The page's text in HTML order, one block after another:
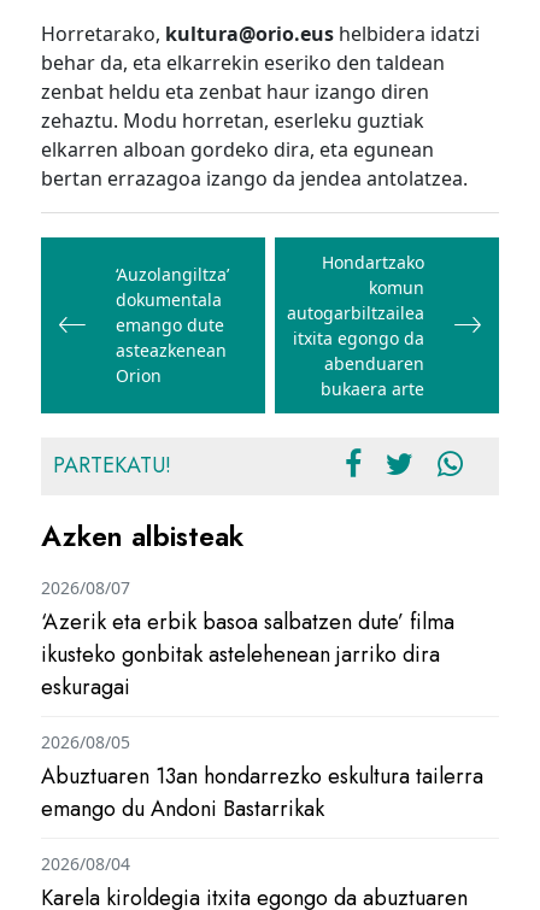
Horretarako, kultura@orio.eus helbidera idatzi
behar da, eta elkarrekin eseriko den taldean
zenbat heldu eta zenbat haur izango diren
zehaztu. Modu horretan, eserleku guztiak
elkarren alboan gordeko dira, eta egunean
bertan errazagoa izango da jendea antolatzea.
Bidalketetan
zehar
nabigatu
‘Auzolangiltza’
dokumentala
emango dute
asteazkenean
Orion
Hondartzako
komun
autogarbiltzailea
itxita egongo da
abenduaren
bukaera arte
PARTEKATU!
Azken albisteak
‘Azerik eta erbik basoa salbatzen dute’ filma
ikusteko gonbitak astelehenean jarriko dira
eskuragai
2026/08/07
Abuztuaren 13an hondarrezko eskultura tailerra
emango du Andoni Bastarrikak
2026/08/05
Karela kiroldegia itxita egongo da abuztuaren
2026/08/04